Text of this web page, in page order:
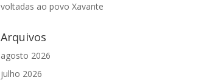
voltadas ao povo Xavante
Arquivos
agosto 2026
julho 2026